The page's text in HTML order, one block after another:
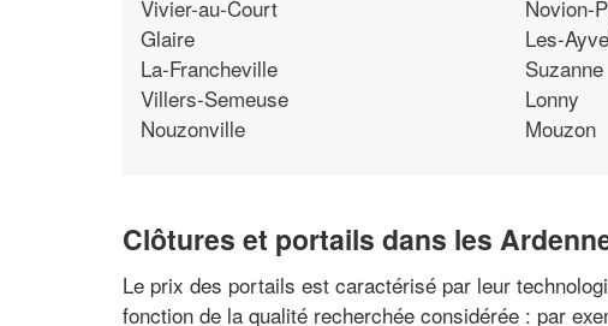
Vivier-au-Court
Glaire
La-Francheville
Villers-Semeuse
Nouzonville
Novion-
Les-
Suzanne
Lonny
Mouzon
Clôtures et portails dans les
Le prix des portails est caractérisé par leur
fonction de la qualité recherchée considérée : par